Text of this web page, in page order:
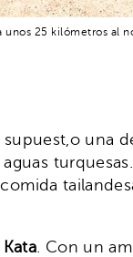
25 kilómetros al
una
. Con un